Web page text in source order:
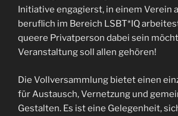
Initiative engagierst, in einem Verein
beruflich im Bereich LSBT*IQ
queere Privatperson dabei sein
Veranstaltung soll allen gehören!
Die Vollversammlung bietet einen
für Austausch, Vernetzung und
Gestalten. Es ist eine Gelegenheit,